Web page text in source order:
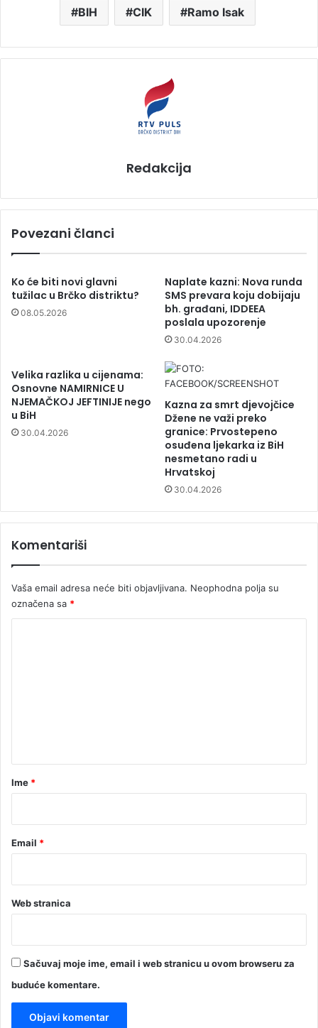
BIH CIK Ramo Isak
Redakcija
Povezani članci
Ko će biti novi glavni
tužilac u Brčko distriktu?
08.05.2026
Naplate kazni: Nova runda
SMS prevara koju dobijaju
bh. građani, IDDEEA
poslala upozorenje
30.04.2026
Velika razlika u cijenama:
Osnovne NAMIRNICE U
NJEMAČKOJ JEFTINIJE nego
u BiH
30.04.2026
Kazna za smrt djevojčice
Džene ne važi preko
granice: Prvostepeno
osuđena ljekarka iz BiH
nesmetano radi u
Hrvatskoj
30.04.2026
Komentariši
Vaša email adresa neće biti objavljivana. Neophodna polja su
označena sa *
rIme *
Email *
Web stranica
Sačuvaj moje ime, email i web stranicu u ovom browseru za
buduće komentare.